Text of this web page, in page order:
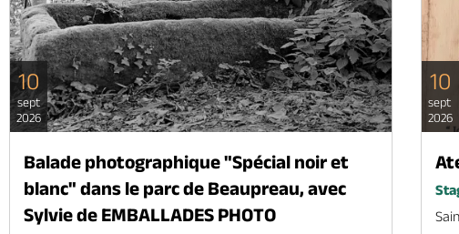
10
sept
2026
Balade photographique "Spécial noir et
blanc" dans le parc de Beaupreau, avec
Sylvie de EMBALLADES PHOTO
10
sept
2026